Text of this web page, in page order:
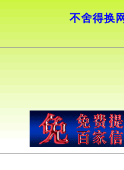
不舍得换